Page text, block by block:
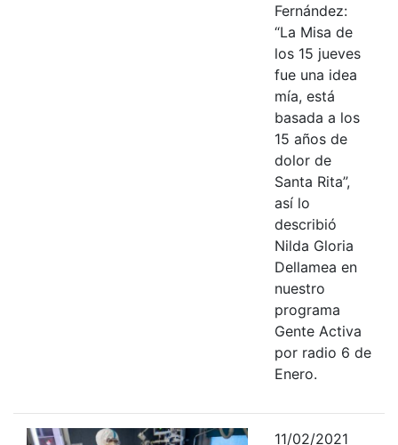
Fernández:
“La Misa de
los 15 jueves
fue una idea
mía, está
basada a los
15 años de
dolor de
Santa Rita”,
así lo
describió
Nilda Gloria
Dellamea en
nuestro
programa
Gente Activa
por radio 6 de
Enero.
11/02/2021